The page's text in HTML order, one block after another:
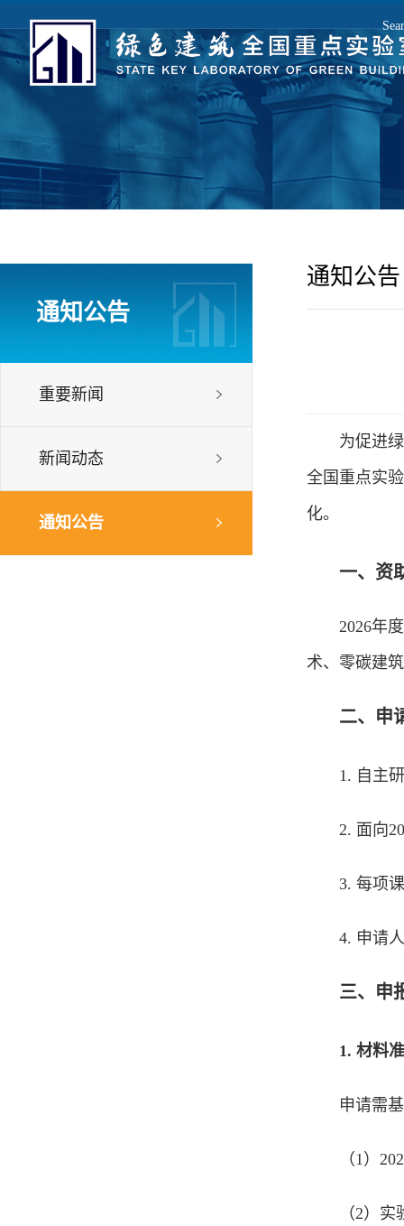
通知公告
重要新闻
新闻动态
通知公告
通知公告
为促进
全国重点实
化。
一、资
2026年
术、零碳建
二、申
1. 自主
2. 面向
3. 每项
4. 申请
三、申
1. 材料
申请需
（1）
（2）